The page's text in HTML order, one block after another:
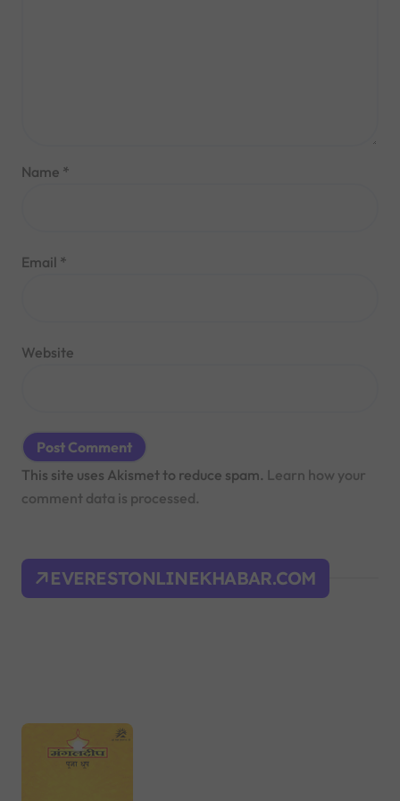
Name *
Email *
Website
This site uses Akismet to reduce spam. Learn how your
comment data is processed.
EVERESTONLINEKHABAR.COM